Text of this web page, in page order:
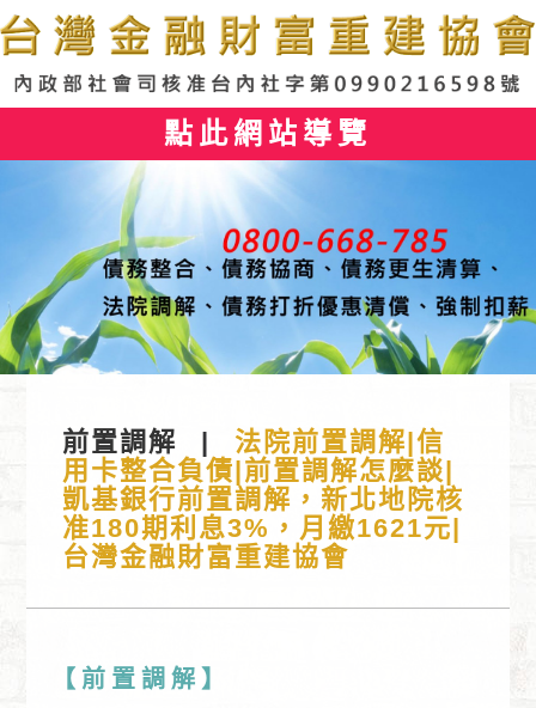
點此網站導覽
前置調解
法院前置調解|信
用卡整合負債|前置調解怎麼談|
凱基銀行前置調解，新北地院核
准180期利息3%，月繳1621元|
台灣金融財富重建協會
【前置調解】